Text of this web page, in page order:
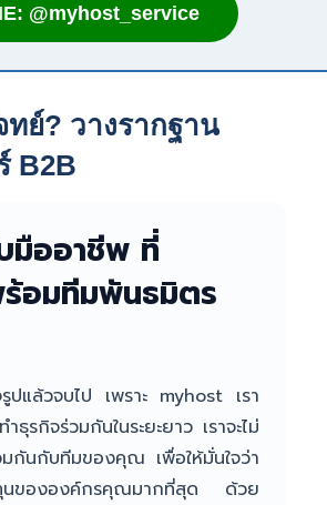
@myhost_service
ย์? วางรากฐาน
B2B
มืออาชีพ ที่
อมทีมพันธมิตร
รูปแล้วจบไป เพราะ myhost เรา
รกิจร่วมกันในระยะยาว เราจะไม่
มกันกับทีมของคุณ เพื่อให้มั่นใจว่า
ทุนขององค์กรคุณมากที่สุด ด้วย